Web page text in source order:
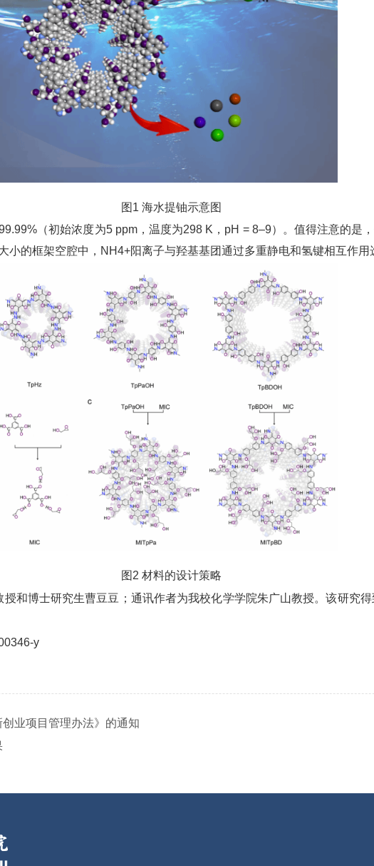
图1 海水提铀示意图
（初始浓度为5 ppm，温度为298 K，pH = 8–9）。值得注意的是
的框架空腔中，NH4+阳离子与羟基基团通过多重静电和氢键相互作用
图2 材料的设计策略
和博士研究生曹豆豆；通讯作者为我校化学学院朱广山教授。该研究
y
业项目管理办法》的通知